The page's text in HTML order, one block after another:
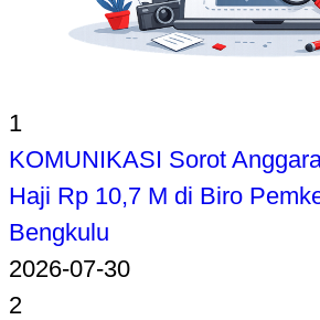
1
KOMUNIKASI Sorot
Haji Rp 10,7 M di Biro
Bengkulu
2026-07-30
2